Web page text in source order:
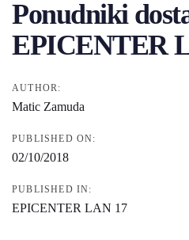
Ponudniki
EPICENTER
AUTHOR:
Matic Zamuda
PUBLISHED ON:
02/10/2018
PUBLISHED IN:
EPICENTER LAN 17